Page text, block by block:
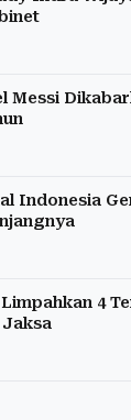
Messi
Indonesia
4